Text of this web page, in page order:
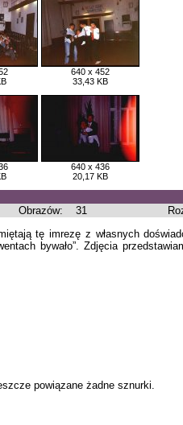
640 x 452
33,43 KB
640 x 436
20,17 KB
Obrazów: 31
tę imrezę z własnych
bywało”. Zdjęcia
powiązane żadne sznurki.